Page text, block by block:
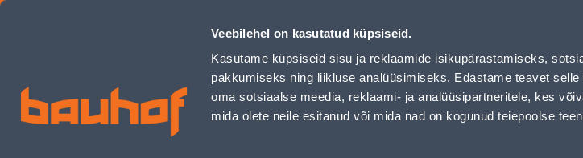
Veebilehel on kasutatud küpsiseid.
Kasutame küpsiseid sisu ja reklaamide isikupärastamiseks,
pakkumiseks ning liikluse analüüsimiseks. Edastame teavet
oma sotsiaalse meedia, reklaami- ja analüüsipartneritele, kes
mida olete neile esitanud või mida nad on kogunud teiepoolse
SÜNTEETILISEST NAHAST VOODRITA TÖÖKINDAD TEGERA SÕRMIKUD XXL/11&quot; - Bauhof has
Äriklienditeenindus Klienditeenindus Teenused Karjäärileht
OTSI